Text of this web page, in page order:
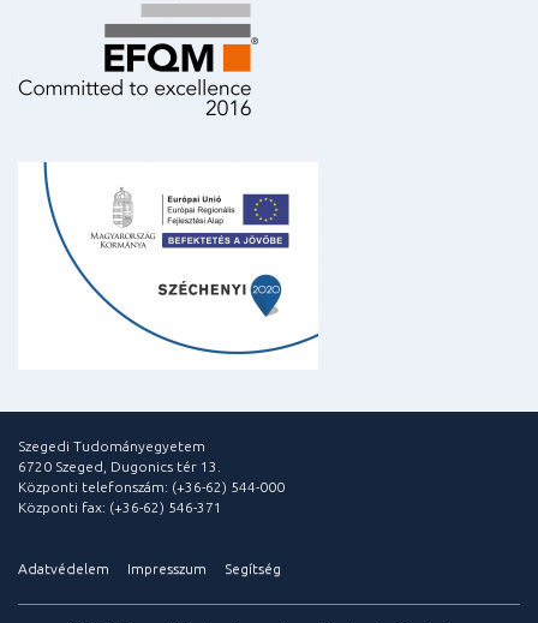
Szegedi Tudományegyetem
6720 Szeged, Dugonics tér 13.
Központi telefonszám: (+36-62) 544-000
Központi fax: (+36-62) 546-371
Adatvédelem Impresszum Segítség